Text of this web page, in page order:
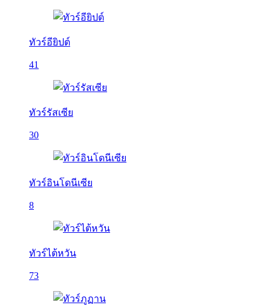
ทัวร์อียิปต์
41
ทัวร์รัสเซีย
30
ทัวร์อินโดนีเซีย
8
ทัวร์ไต้หวัน
73